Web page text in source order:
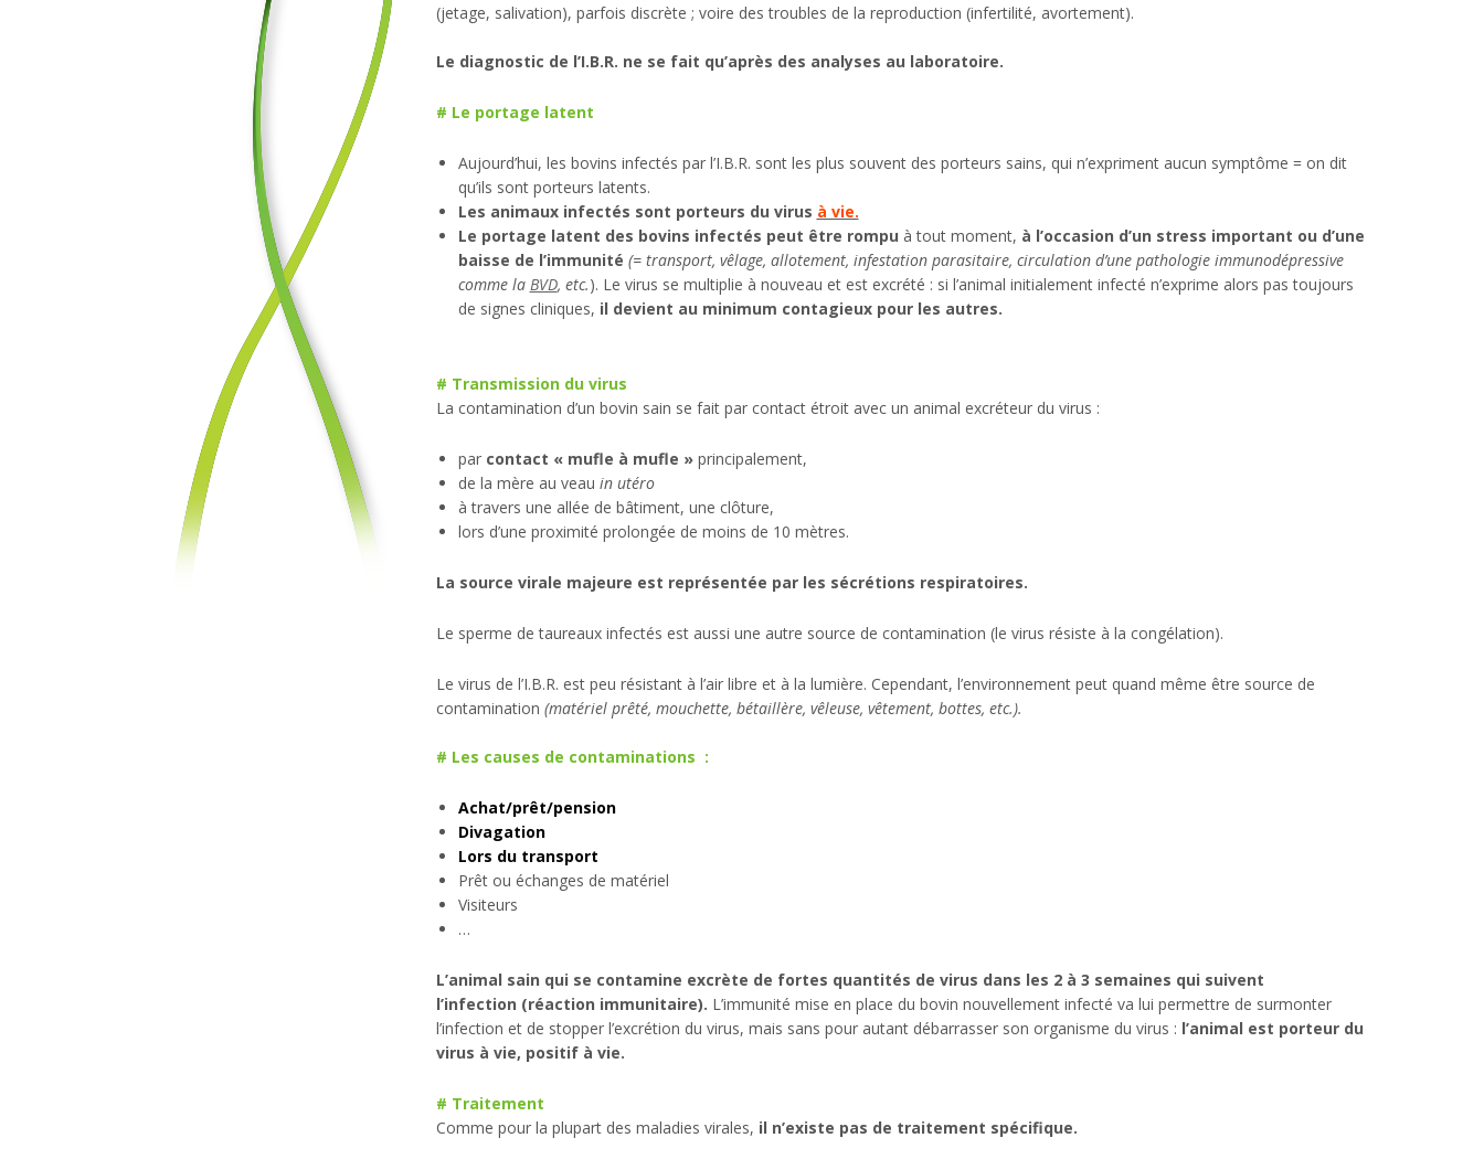
(jetage, salivation), parfois discrète ; voire des troubles de la reproduction (infertilité, avortement).
Le diagnostic de l’I.B.R. ne se fait qu’après des analyses au laboratoire.
# Le portage latent
Aujourd’hui, les bovins infectés par l’I.B.R. sont les plus souvent des porteurs sains, qui n’expriment aucun symptôme = on dit
qu’ils sont porteurs latents.
Les animaux infectés sont porteurs du virus à vie.
Le portage latent des bovins infectés peut être rompu à tout moment, à l’occasion d’un stress important ou d’une
baisse de l’immunité (= transport, vêlage, allotement, infestation parasitaire, circulation d’une pathologie immunodépressive
comme la BVD, etc.). Le virus se multiplie à nouveau et est excrété : si l’animal initialement infecté n’exprime alors pas toujours
de signes cliniques, il devient au minimum contagieux pour les autres.
# Transmission du virus
La contamination d’un bovin sain se fait par contact étroit avec un animal excréteur du virus :
par contact « mufle à mufle » principalement,
de la mère au veau in utéro
à travers une allée de bâtiment, une clôture,
lors d’une proximité prolongée de moins de 10 mètres.
La source virale majeure est représentée par les sécrétions respiratoires.
Le sperme de taureaux infectés est aussi une autre source de contamination (le virus résiste à la congélation).
Le virus de l’I.B.R. est peu résistant à l’air libre et à la lumière. Cependant, l’environnement peut quand même être source de
contamination (matériel prêté, mouchette, bétaillère, vêleuse, vêtement, bottes, etc.).
# Les causes de contaminations :
Achat/prêt/pension
Divagation
Lors du transport
Prêt ou échanges de matériel
Visiteurs
…
L’animal sain qui se contamine excrète de fortes quantités de virus dans les 2 à 3 semaines qui suivent
l’infection (réaction immunitaire). L’immunité mise en place du bovin nouvellement infecté va lui permettre de surmonter
l’infection et de stopper l’excrétion du virus, mais sans pour autant débarrasser son organisme du virus : l’animal est porteur du
virus à vie, positif à vie.
# Traitement
Comme pour la plupart des maladies virales, il n’existe pas de traitement spécifique.